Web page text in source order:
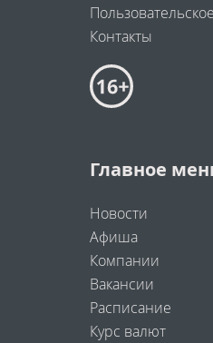
Контакты
Главное
Новости
Афиша
Компании
Вакансии
Расписание
Курс валют